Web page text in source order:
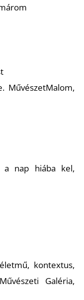
MűvészetMalom,
a nap hiába kel,
kontextus,
Galéria,